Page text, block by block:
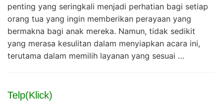
penting yang seringkali menjadi perhatian bagi setiap
orang tua yang ingin memberikan perayaan yang
bermakna bagi anak mereka. Namun, tidak sedikit
yang merasa kesulitan dalam menyiapkan acara ini,
terutama dalam memilih layanan yang sesuai …
Telp(Klick)